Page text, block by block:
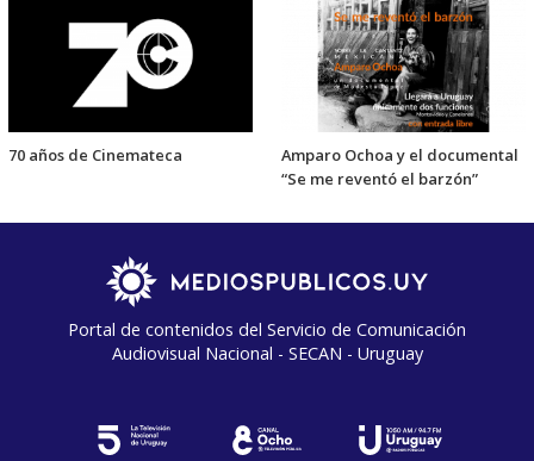
70 años de Cinemateca
Amparo Ochoa y el documental
“Se me reventó el barzón”
Portal de contenidos del Servicio de Comunicación
Audiovisual Nacional - SECAN - Uruguay